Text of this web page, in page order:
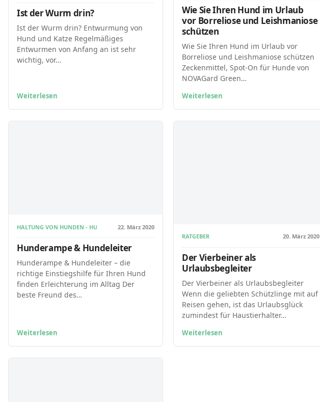
Ist der Wurm drin?
Ist der Wurm drin? Entwurmung von
Hund und Katze Regelmäßiges
Entwurmen von Anfang an ist sehr
wichtig, vor…
Weiterlesen
Wie Sie Ihren Hund im Urlaub
vor Borreliose und Leishmaniose
schützen
Wie Sie Ihren Hund im Urlaub vor
Borreliose und Leishmaniose schützen
Zeckenmittel, Spot-On für Hunde von
NOVAGard Green…
Weiterlesen
HALTUNG VON HUNDEN - HUNDEHALTUNG22. März 2020
Hunderampe & Hundeleiter
Hunderampe & Hundeleiter – die
richtige Einstiegshilfe für Ihren Hund
finden Erleichterung im Alltag Der
beste Freund des…
Weiterlesen
RATGEBER 20. März 2020
Der Vierbeiner als
Urlaubsbegleiter
Der Vierbeiner als Urlaubsbegleiter
Wenn die geliebten Schützlinge mit auf
Reisen gehen, ist das Urlaubsglück
zumindest für Haustierhalter…
Weiterlesen